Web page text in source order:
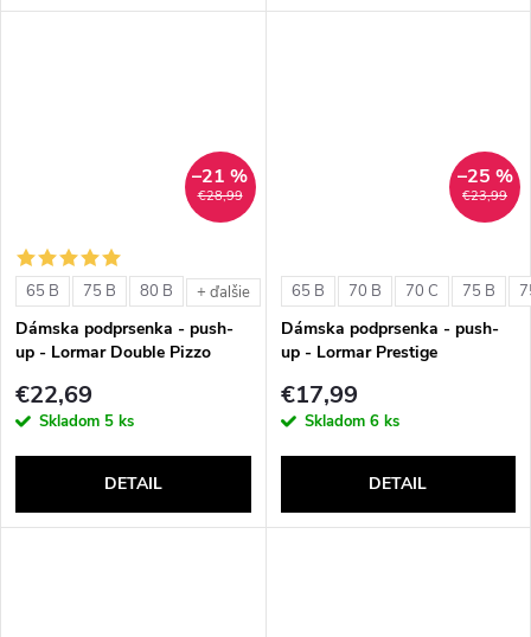
€28,99
–21 %
65 B 75 B 80 B + ďalšie
Dámska podprsenka - push-
up - Lormar Double Pizzo
€22,69
Skladom 5 ks
DETAIL
€23,99
–25 %
65 B 70 B 70 C 75 B
Dámska podprsenka - push-
up - Lormar Prestige
€17,99
Skladom 6 ks
DETAIL